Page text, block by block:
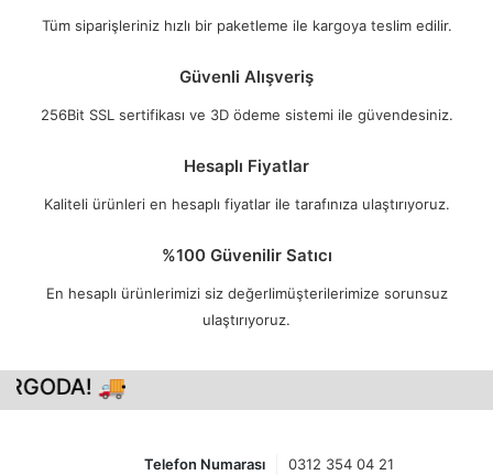
Tüm siparişleriniz hızlı bir paketleme ile kargoya teslim edilir.
Güvenli Alışveriş
256Bit SSL sertifikası ve 3D ödeme sistemi ile güvendesiniz.
Hesaplı Fiyatlar
Kaliteli ürünleri en hesaplı fiyatlar ile tarafınıza ulaştırıyoruz.
%100 Güvenilir Satıcı
En hesaplı ürünlerimizi siz değerlimüşterilerimize sorunsuz
ulaştırıyoruz.
🚚
Telefon Numarası 0312 354 04 21